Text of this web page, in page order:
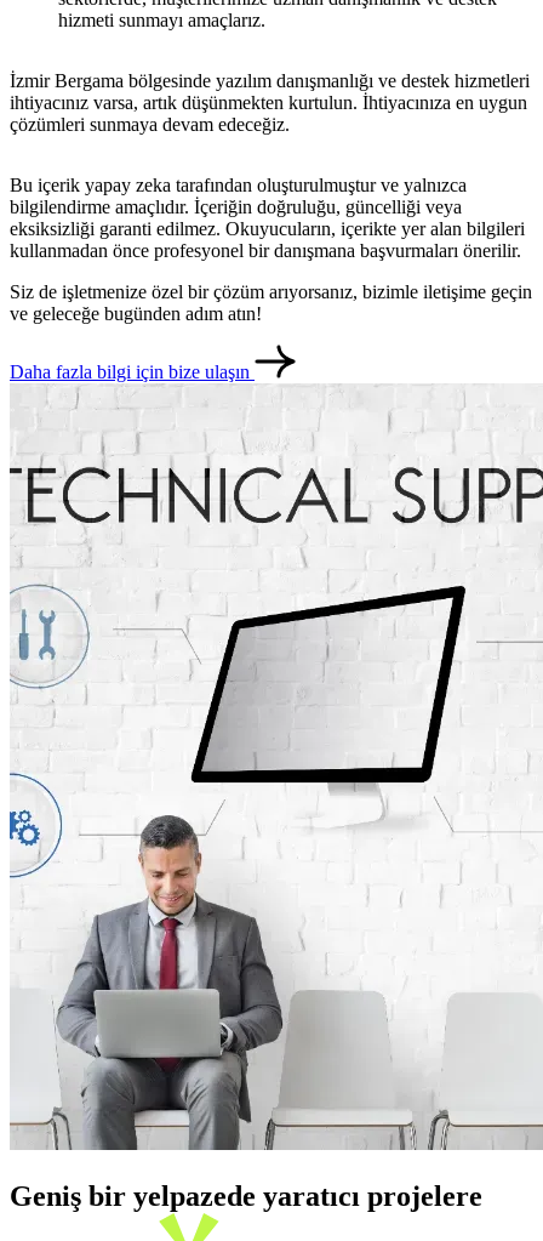
İletişim
hizmeti sunmayı amaçlarız.
İzmir Bergama bölgesinde yazılım danışmanlığı ve destek hizmetleri
ihtiyacınız varsa, artık düşünmekten kurtulun. İhtiyacınıza en uygun
çözümleri sunmaya devam edeceğiz.
Bu içerik yapay zeka tarafından oluşturulmuştur ve yalnızca
bilgilendirme amaçlıdır. İçeriğin doğruluğu, güncelliği veya
eksiksizliği garanti edilmez. Okuyucuların, içerikte yer alan bilgileri
kullanmadan önce profesyonel bir danışmana başvurmaları önerilir.
Siz de işletmenize özel bir çözüm arıyorsanız, bizimle iletişime geçin
ve geleceğe bugünden adım atın!
Daha fazla bilgi için bize ulaşın
Geniş bir yelpazede yaratıcı projelere